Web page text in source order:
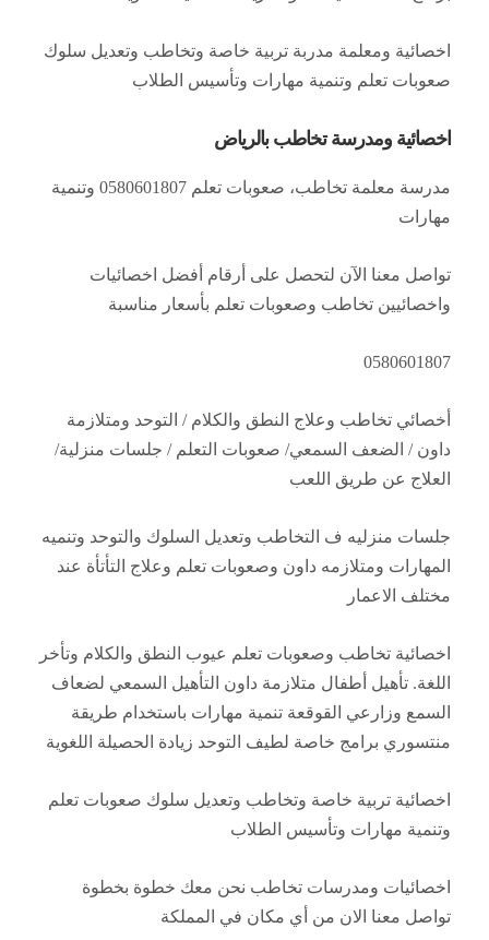
اخصائية ومعلمة مدربة تربية خاصة وتخاطب وتعديل سلوك
صعوبات تعلم وتنمية مهارات وتأسيس الطلاب
اخصائية ومدرسة تخاطب بالرياض
مدرسة معلمة تخاطب، صعوبات تعلم 0580601807 وتنمية
مهارات
تواصل معنا الآن لتحصل على أرقام أفضل اخصائيات
واخصائيين تخاطب وصعوبات تعلم بأسعار مناسبة
0580601807
أخصائي تخاطب وعلاج النطق والكلام / التوحد ومتلازمة
داون / الضعف السمعي/ صعوبات التعلم / جلسات منزلية/
العلاج عن طريق اللعب
جلسات منزليه ف التخاطب وتعديل السلوك والتوحد وتنميه
المهارات ومتلازمه داون وصعوبات تعلم وعلاج التأتأة عند
مختلف الاعمار
اخصائية تخاطب وصعوبات تعلم عيوب النطق والكلام وتأخر
اللغة. تأهيل أطفال متلازمة داون التأهيل السمعي لضعاف
السمع وزارعي القوقعة تنمية مهارات باستخدام طريقة
منتسوري برامج خاصة لطيف التوحد زيادة الحصيلة اللغوية
اخصائية تربية خاصة وتخاطب وتعديل سلوك صعوبات تعلم
وتنمية مهارات وتأسيس الطلاب
اخصائيات ومدرسات تخاطب نحن معك خطوة بخطوة
تواصل معنا الان من أي مكان في المملكة